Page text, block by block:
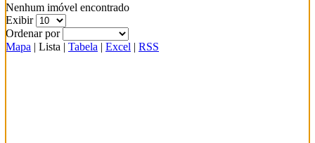
Nenhum imóvel encontrado
Exibir
Ordenar por
Mapa | Lista | Tabela | Excel | RSS